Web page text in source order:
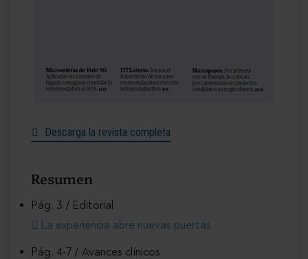
Descarga la revista completa
Resumen
Pág. 3 / Editorial
La experiencia abre nuevas puertas
Pág. 4-7 / Avances clínicos